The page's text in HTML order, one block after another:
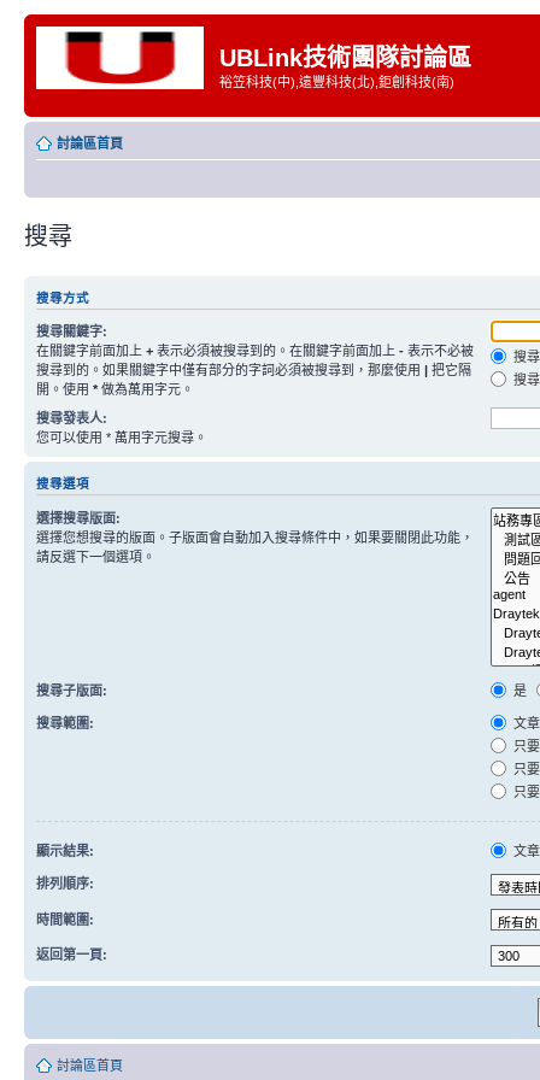
UBLink技術團隊討論區
裕笠科技(中),遠豐科技(北),鉅創科技(南)
討論區首頁
搜尋
搜尋方式
搜尋關鍵字:
在關鍵字前面加上 + 表示必須被搜尋到的。在關鍵字前面加上 - 表示不必被
搜尋到的。如果關鍵字中僅有部分的字詞必須被搜尋到，那麼使用 | 把它隔
開。使用 * 做為萬用字元。
搜
搜
搜尋發表人:
您可以使用 * 萬用字元搜尋。
搜尋選項
選擇搜尋版面:
選擇您想搜尋的版面。子版面會自動加入搜尋條件中，如果要關閉此功能，
請反選下一個選項。
搜尋子版面: 是
搜尋範圍:
文
只
只
只
顯示結果: 文章
排列順序:
時間範圍:
返回第一頁:
討論區首頁